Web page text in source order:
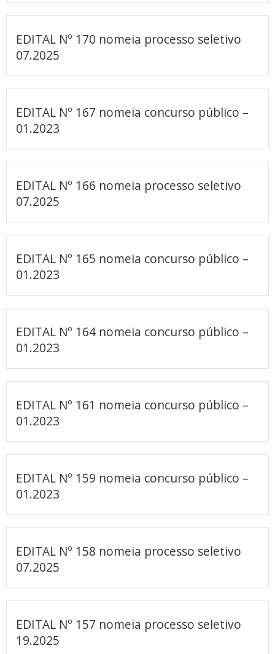
EDITAL Nº 170 nomeia processo seletivo
07.2025
EDITAL Nº 167 nomeia concurso público –
01.2023
EDITAL Nº 166 nomeia processo seletivo
07.2025
EDITAL Nº 165 nomeia concurso público –
01.2023
EDITAL Nº 164 nomeia concurso público –
01.2023
EDITAL Nº 161 nomeia concurso público –
01.2023
EDITAL Nº 159 nomeia concurso público –
01.2023
EDITAL Nº 158 nomeia processo seletivo
07.2025
EDITAL Nº 157 nomeia processo seletivo
19.2025